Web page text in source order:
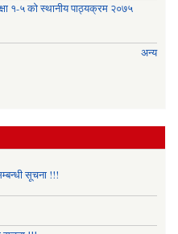
१-५ को स्थानीय पाठ्यक्रम २०७५
अन्य
सूचना !!!